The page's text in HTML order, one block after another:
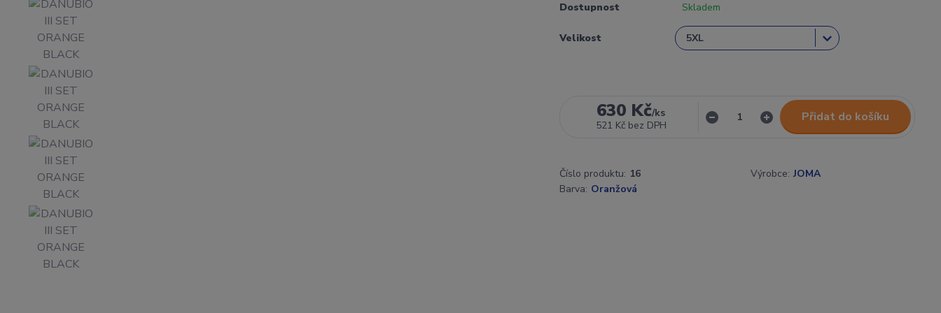
Dostupnost Skladem
Velikost
630 Kč/ks
521 Kč bez DPH
Přidat do košíku
Číslo produktu: 16 Výrobce: JOMA
Barva: Oranžová